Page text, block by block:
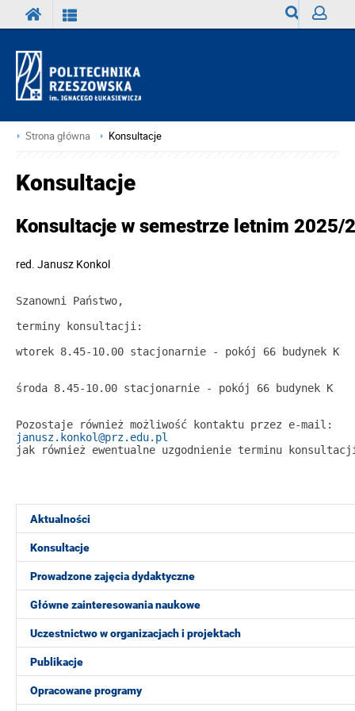
Strona główna Konsultacje
Aktualności
Konsultacje
Prowadzone zajęcia dydaktyczne
Główne zainteresowania naukowe
Uczestnictwo w organizacjach i projektach
Publikacje
Opracowane programy
Konsultacje
Konsultacje w semestrze letnim 2025/
red. Janusz Konkol
Szanowni Państwo,
terminy konsultacji:
wtorek 8.45-10.00 stacjonarnie - pokój 66 budynek K
środa 8.45-10.00 stacjonarnie - pokój 66 budynek K
Pozostaje również możliwość kontaktu przez e-mail:
janusz.konkol@prz.edu.pl
jak również ewentualne uzgodnienie terminu